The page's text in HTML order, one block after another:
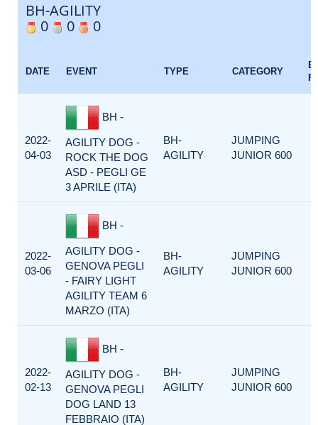
BH-AGILITY
0
0 0
DATE EVENT TYPE CATEGORY
2022-
04-03
BH -
AGILITY DOG -
ROCK THE DOG
ASD - PEGLI GE
3 APRILE (ITA)
BH-
AGILITY
JUMPING
JUNIOR 600
2022-
03-06
BH -
AGILITY DOG -
GENOVA PEGLI
- FAIRY LIGHT
AGILITY TEAM 6
MARZO (ITA)
BH-
AGILITY
JUMPING
JUNIOR 600
2022-
02-13
BH -
AGILITY DOG -
GENOVA PEGLI
DOG LAND 13
FEBBRAIO (ITA)
BH-
AGILITY
JUMPING
JUNIOR 600